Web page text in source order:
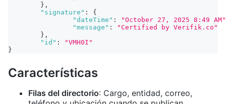
} ,
"signature" :
{
"dateTime" :
"October 27, 2025 8:49 AM"
"message" :
"Certified by Verifik.co"
} ,
"id" :
"VMH0I"
}
Características
Filas del directorio: Cargo, entidad, correo,